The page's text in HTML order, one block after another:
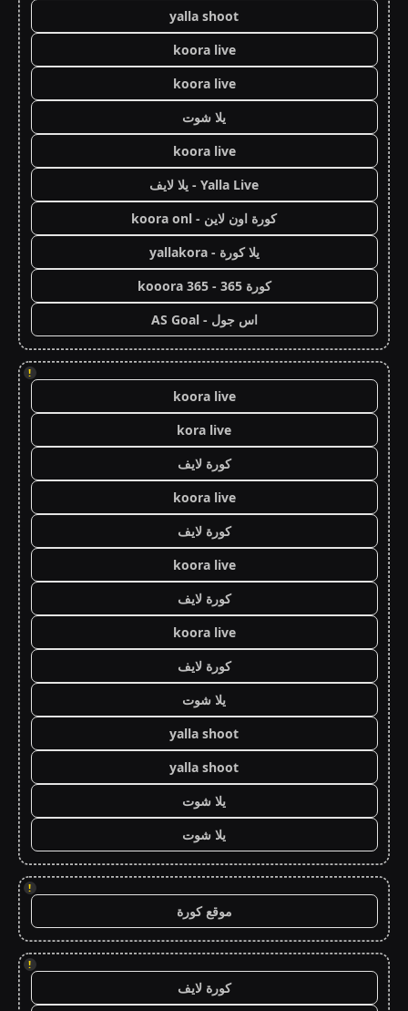
yalla shoot
koora live
koora live
يلا شوت
koora live
Yalla Live - يلا لايف
كورة اون لاين - koora onl
يلا كورة - yallakora
كورة 365 - kooora 365
اس جول - AS Goal
!
koora live
kora live
كورة لايف
koora live
كورة لايف
koora live
كورة لايف
koora live
كورة لايف
يلا شوت
yalla shoot
yalla shoot
يلا شوت
يلا شوت
!
موقع كورة
!
كورة لايف